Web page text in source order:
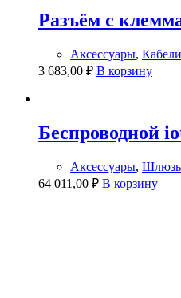
Разъём с
Аксессуары,
3 683,00 ₽ В корзину
Беспроводной
Аксессуары, Шлюзы
64 011,00 ₽ В корзину